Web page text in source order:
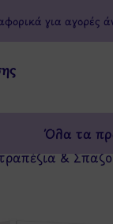
για αγορές
Όλα τα
&